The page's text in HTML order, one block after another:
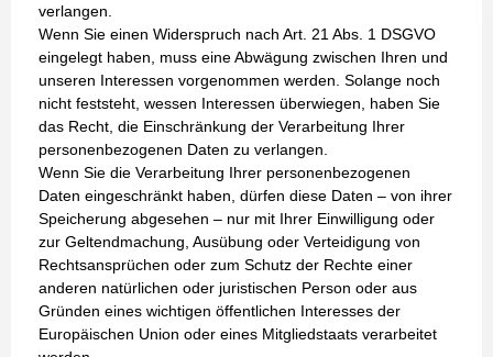
verlangen.
Wenn Sie einen Widerspruch nach Art. 21 Abs. 1 DSGVO
eingelegt haben, muss eine Abwägung zwischen Ihren und
unseren Interessen vorgenommen werden. Solange noch
nicht feststeht, wessen Interessen überwiegen, haben Sie
das Recht, die Einschränkung der Verarbeitung Ihrer
personenbezogenen Daten zu verlangen.
Wenn Sie die Verarbeitung Ihrer personenbezogenen
Daten eingeschränkt haben, dürfen diese Daten – von ihrer
Speicherung abgesehen – nur mit Ihrer Einwilligung oder
zur Geltendmachung, Ausübung oder Verteidigung von
Rechtsansprüchen oder zum Schutz der Rechte einer
anderen natürlichen oder juristischen Person oder aus
Gründen eines wichtigen öffentlichen Interesses der
Europäischen Union oder eines Mitgliedstaats verarbeitet